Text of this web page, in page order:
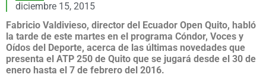
diciembre 15, 2015
Fabricio Valdivieso, director del Ecuador Open Quito, habló
la tarde de este martes en el programa Cóndor, Voces y
Oídos del Deporte, acerca de las últimas novedades que
presenta el ATP 250 de Quito que se jugará desde el 30 de
enero hasta el 7 de febrero del 2016.